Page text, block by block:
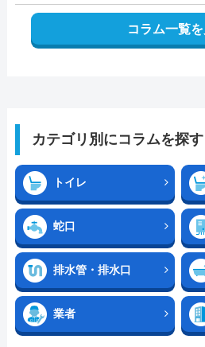
コラム一覧
カテゴリ別にコラムを探す
トイレ
蛇口
排水管・排水口
業者